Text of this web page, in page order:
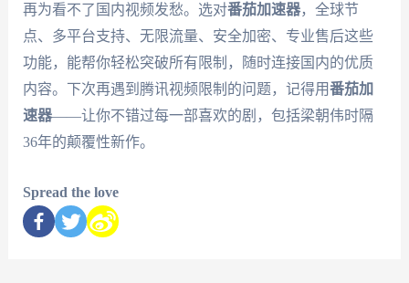
再为看不了国内视频发愁。选对番茄加速器，全球节
点、多平台支持、无限流量、安全加密、专业售后这些
功能，能帮你轻松突破所有限制，随时连接国内的优质
内容。下次再遇到腾讯视频限制的问题，记得用番茄加
速器——让你不错过每一部喜欢的剧，包括梁朝伟时隔
36年的颠覆性新作。
Spread the love